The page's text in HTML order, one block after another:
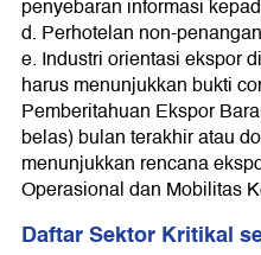
penyebaran informasi
d. Perhotelan non-
e. Industri orientasi ekspor
harus menunjukkan bukti
Pemberitahuan Ekspor
belas) bulan terakhir atau
menunjukkan rencana
Operasional dan Mobilitas
Daftar Sektor Kritikal